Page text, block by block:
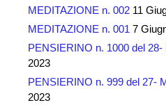
MEDITAZIONE n. 002 11
MEDITAZIONE n. 001 7
PENSIERINO n. 1000 del 28-
2023
PENSIERINO n. 999 del 27-
2023